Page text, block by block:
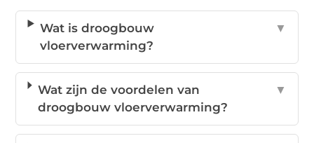
Wat is droogbouw
vloerverwarming?
▼
Wat zijn de voordelen van
droogbouw vloerverwarming?
▼